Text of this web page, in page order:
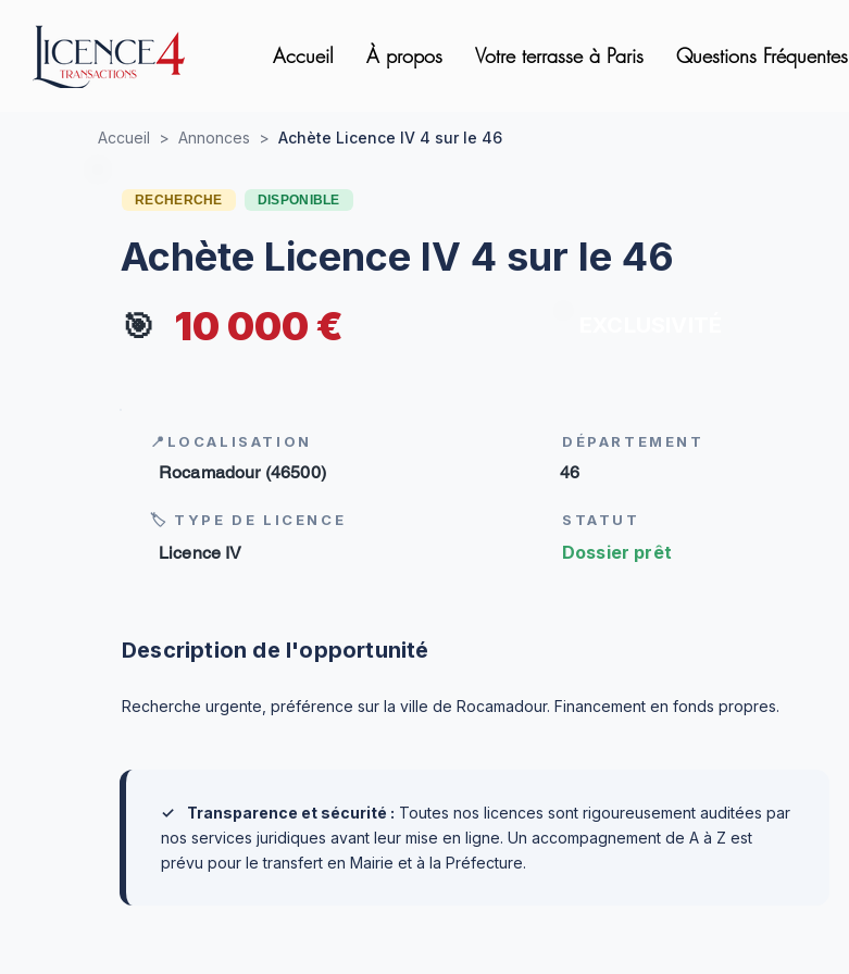
Accueil À propos Votre terrasse à Paris Questions Fréquentes
Accueil > Annonces > Achète Licence IV 4 sur le 46
RECHERCHE DISPONIBLE
Achète Licence IV 4 sur le 46
🎯 10 000 €
📍LOCALISATION
Rocamadour (46500)
🏷 TYPE DE LICENCE
Licence IV
DÉPARTEMENT
46
STATUT
Dossier prêt
Description de l'opportunité
Recherche urgente, préférence sur la ville de Rocamadour. Financement en fonds propres.
✓ Transparence et sécurité : Toutes nos licences sont rigoureusement auditées par
nos services juridiques avant leur mise en ligne. Un accompagnement de A à Z est
prévu pour le transfert en Mairie et à la Préfecture.